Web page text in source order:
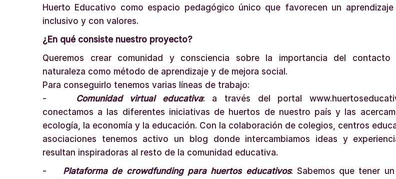
Huerto Educativo como espacio pedagógico único que favorecen un aprendizaje
inclusivo y con valores.
¿En qué consiste nuestro proyecto?
Queremos crear comunidad y consciencia sobre la importancia del
naturaleza como método de aprendizaje y de mejora social.
Para conseguirlo tenemos varias líneas de trabajo:
-
Comunidad virtual educativa: a través del portal
conectamos a las diferentes iniciativas de huertos de nuestro país y las
ecología, la economía y la educación. Con la colaboración de colegios, centros
asociaciones tenemos activo un blog donde intercambiamos ideas y
resultan inspiradoras al resto de la comunidad educativa.
- Plataforma de crowdfunding para huertos educativos: Sabemos que tener